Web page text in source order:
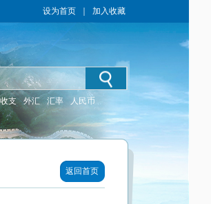
设为首页 加入收藏
支 外汇 汇率 人民币
返回首页